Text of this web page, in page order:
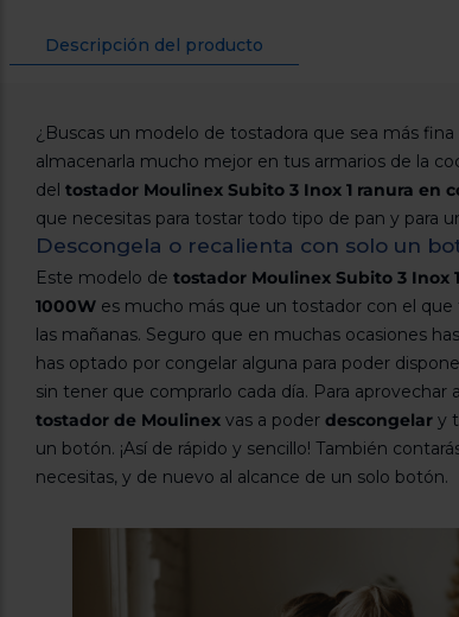
Descripción del producto
¿Buscas un modelo de tostadora que sea más
almacenarla mucho mejor en tus armarios de la
del tostador Moulinex Subito 3 Inox 1 ranura en
que necesitas para tostar todo tipo de pan y para
Descongela o recalienta con solo un
Este modelo de tostador Moulinex Subito 3 Inox
1000W es mucho más que un tostador con el
las mañanas. Seguro que en muchas ocasiones
has optado por congelar alguna para poder
sin tener que comprarlo cada día. Para
tostador de Moulinex vas a poder descongelar y
un botón. ¡Así de rápido y sencillo! También
necesitas, y de nuevo al alcance de un solo botón.